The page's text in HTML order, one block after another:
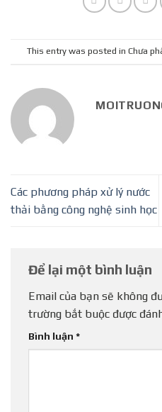
This entry was posted in Chưa
Các phương pháp xử lý nước
thải bằng công nghệ sinh học
Để lại một bình luận
Email của bạn sẽ không
trường bắt buộc được
Bình luận *